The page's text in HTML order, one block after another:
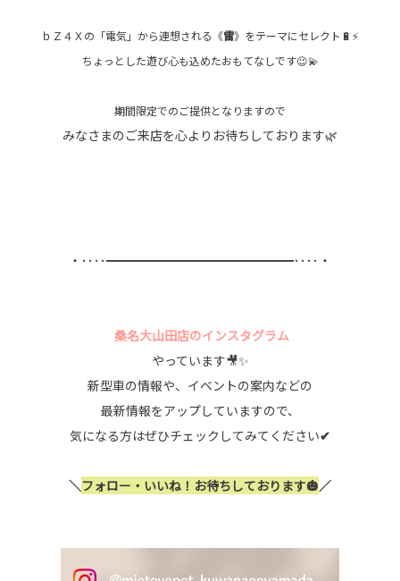
ｂＺ４Ｘの「電気」から連想される《雷》をテーマにセレクト🔋⚡
ちょっとした遊び心も込めたおもてなしです😉💫
期間限定でのご提供となりますので
みなさまのご来店を心よりお待ちしております🌿
・････━━━━━━━━━━━━━━━････・
桑名大山田店のインスタグラム
やっています🎥✨
新型車の情報や、イベントの案内などの
最新情報をアップしていますので、
気になる方はぜひチェックしてみてください✔
＼フォロー・いいね！お待ちしております🎃／